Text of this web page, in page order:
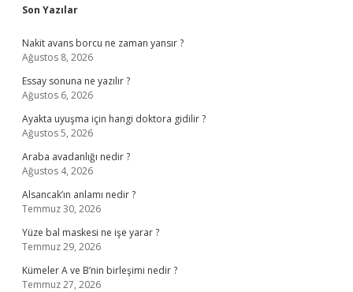
Sidebar
Son Yazılar
Nakit avans borcu ne zaman yansır ?
Ağustos 8, 2026
Essay sonuna ne yazılır ?
Ağustos 6, 2026
Ayakta uyuşma için hangi doktora gidilir ?
Ağustos 5, 2026
Araba avadanlığı nedir ?
Ağustos 4, 2026
Alsancak’ın anlamı nedir ?
Temmuz 30, 2026
Yüze bal maskesi ne işe yarar ?
Temmuz 29, 2026
Kümeler A ve B’nin birleşimi nedir ?
Temmuz 27, 2026